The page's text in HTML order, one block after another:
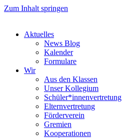
Zum Inhalt springen
Aktuelles
News Blog
Kalender
Formulare
Wir
Aus den Klassen
Unser Kollegium
Schüler*innenvertretung
Elternvertretung
Förderverein
Gremien
Kooperationen